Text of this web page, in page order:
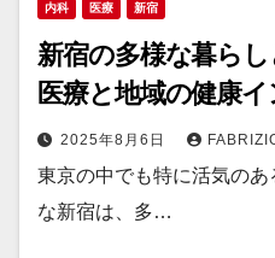
内科 医療 新宿
新宿の多様な暮ら
医療と地域の健康
2025年8月6日
東京の中でも特に活気の
な新宿は、多…